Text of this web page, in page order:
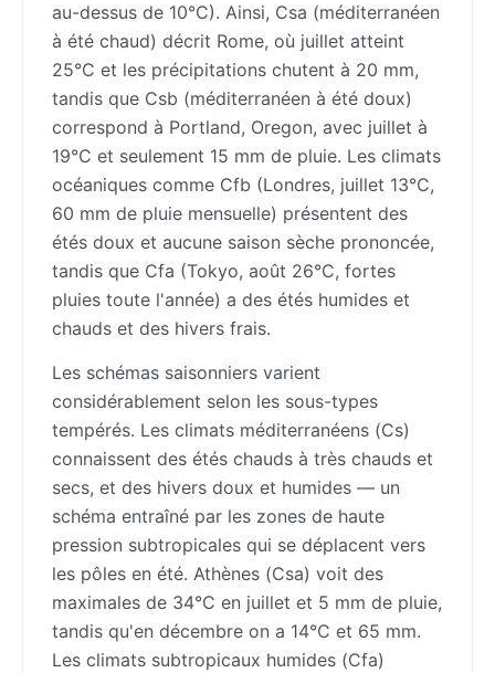
au-dessus de 10°C). Ainsi, Csa (méditerranéen
à été chaud) décrit Rome, où juillet atteint
25°C et les précipitations chutent à 20 mm,
tandis que Csb (méditerranéen à été doux)
correspond à Portland, Oregon, avec juillet à
19°C et seulement 15 mm de pluie. Les climats
océaniques comme Cfb (Londres, juillet 13°C,
60 mm de pluie mensuelle) présentent des
étés doux et aucune saison sèche prononcée,
tandis que Cfa (Tokyo, août 26°C, fortes
pluies toute l'année) a des étés humides et
chauds et des hivers frais.
Les schémas saisonniers varient
considérablement selon les sous-types
tempérés. Les climats méditerranéens (Cs)
connaissent des étés chauds à très chauds et
secs, et des hivers doux et humides — un
schéma entraîné par les zones de haute
pression subtropicales qui se déplacent vers
les pôles en été. Athènes (Csa) voit des
maximales de 34°C en juillet et 5 mm de pluie,
tandis qu'en décembre on a 14°C et 65 mm.
Les climats subtropicaux humides (Cfa)